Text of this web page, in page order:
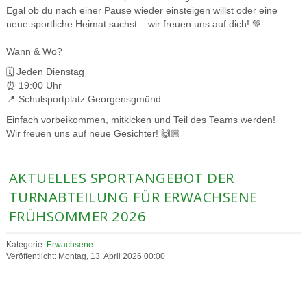
Egal ob du nach einer Pause wieder einsteigen willst oder eine
neue sportliche Heimat suchst – wir freuen uns auf dich! 💚
Wann & Wo?
🗓️ Jeden Dienstag
⏰ 19:00 Uhr
📍 Schulsportplatz Georgensgmünd
Einfach vorbeikommen, mitkicken und Teil des Teams werden!
Wir freuen uns auf neue Gesichter! 🙌🏼
AKTUELLES SPORTANGEBOT DER
TURNABTEILUNG FÜR ERWACHSENE
FRÜHSOMMER 2026
Kategorie: Erwachsene
Veröffentlicht: Montag, 13. April 2026 00:00